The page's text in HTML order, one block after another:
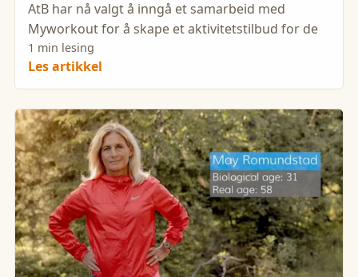
AtB har nå valgt å inngå et samarbeid med
Myworkout for å skape et aktivitetstilbud for de
1 min lesing
Les artikkel